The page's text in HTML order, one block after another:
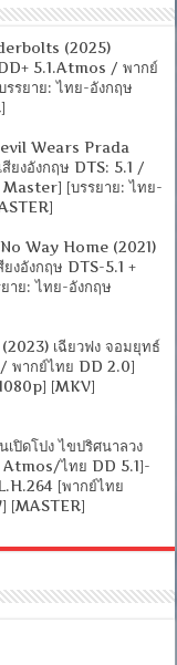
(2025)
5.1.Atmos / พากย์
รยาย: ไทย-อังกฤษ
Wears Prada
ยงอังกฤษ DTS: 5.1 /
[บรรยาย: ไทย-
Way Home (2021)
ยงอังกฤษ DTS-5.1 +
าย: ไทย-อังกฤษ
เฉียวฟง จอมยุทธ์
/ พากย์ไทย DD 2.0]
[MKV]
ปิดโปง ไขปริศนาลวง
Atmos/ไทย DD 5.1]-
[พากย์ไทย
[MASTER]